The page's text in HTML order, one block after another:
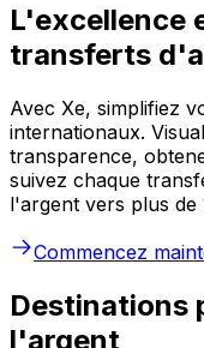
L'excellence
transferts
Avec Xe, simplifiez
internationaux.
transparence,
suivez chaque
l'argent vers plus de
Commencez
Destinations
l'argent